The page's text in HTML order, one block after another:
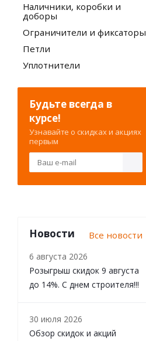
Наличники, коробки и
доборы
Ограничители и фиксаторы
Петли
Уплотнители
Будьте всегда в
курсе!
Узнавайте о скидках и акциях
первым
Новости Все новости
6 августа 2026
Розыгрыш скидок 9 августа
до 14%. С днем строителя!!!
30 июля 2026
Обзор скидок и акций